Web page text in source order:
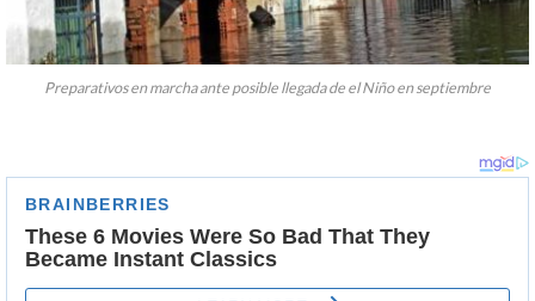
Preparativos en marcha ante posible llegada de el Niño en septiembre